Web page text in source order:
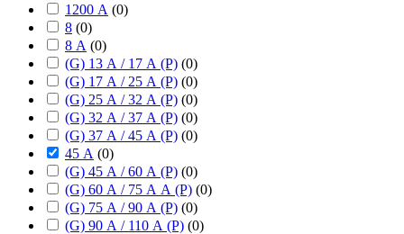
1200 А (0)
8 (0)
8 А (0)
(G) 13 А / 17 А (P) (0)
(G) 17 А / 25 А (P) (0)
(G) 25 А / 32 А (P) (0)
(G) 32 А / 37 А (P) (0)
(G) 37 А / 45 А (P) (0)
45 А (0)
(G) 45 А / 60 А (P) (0)
(G) 60 А / 75 А А (P) (0)
(G) 75 А / 90 А (P) (0)
(G) 90 А / 110 А (P) (0)